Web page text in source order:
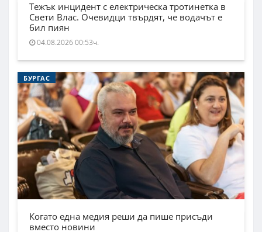
Тежък инцидент с електрическа тротинетка в
Свети Влас. Очевидци твърдят, че водачът е
бил пиян
04.08.2026 00:53ч.
БУРГАС
Когато една медия реши да пише присъди
вместо новини